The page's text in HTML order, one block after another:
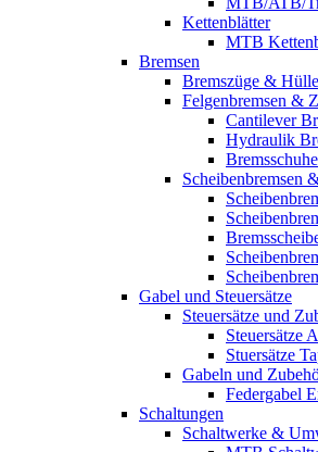
Kettenblätter
MTB
Bremsen
Bremszüge &
Felgenbremsen &
Cantilever
Hydraulik
Bremsschuhe
Scheibenbremsen
Gabel und Steuersätze
Steuersätze und
Steuersätze
Stuersätze
Gabeln und
Federgabel
Schaltungen
Schaltwerke &